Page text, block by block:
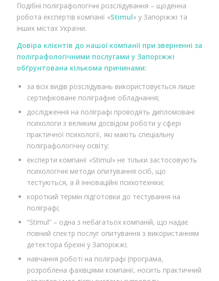
Подібні поліграфологічні розслідування – щоденна
робота експертів компанії «Stimul» у Запоріжжі та
інших містах України.
Довіра клієнтів до нашої компанії при зверненні за
поліграфологічними послугами у Запоріжжі
обґрунтована кількома причинами:
за всіх видів розслідувань використовується лише
сертифіковане поліграфне обладнання;
дослідження на поліграфі проводять дипломовані
психологи з великим досвідом роботи у сфері
практичної психології, які мають спеціальну
поліграфологічну освіту;
експерти компанії «Stimul» не тільки застосовують
психологічні методи опитування осіб, що
тестуються, а й інноваційні психотехніки;
короткий термін підготовки до тестування на
поліграфі;
“Stimul” – одна з небагатьох компаній, що надає
повний спектр послуг опитування з використанням
детектора брехні у Запоріжжі;
навчання роботі на поліграфі (програма,
розроблена фахівцями компанії, носить практичний